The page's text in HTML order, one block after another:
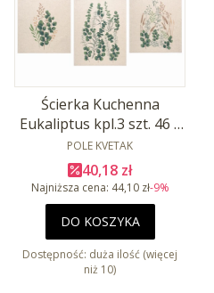
Ścierka Kuchenna
Eukaliptus kpl.3 szt. 46 x
60 cm Len 56% Baw 44%
PRODUCENT
POLE KVETAK
Cena promocyjna
40,18 zł
Najniższa cena: 44,10 zł-9%
DO KOSZYKA
Dostępność: duża ilość (więcej
niż 10)